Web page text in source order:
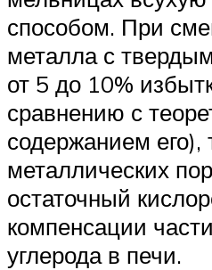
способом. При
металла с
от 5 до 10%
сравнению с
содержанием его),
металлических
остаточный
компенсации
углерода в печи.